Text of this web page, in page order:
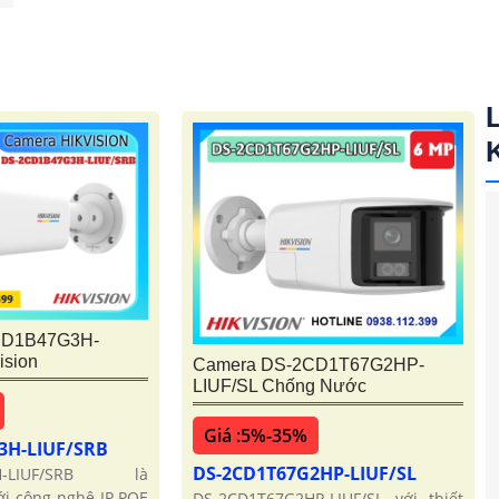
LIUF/SRB
LIUF/SRB là
Camera DS-2CD1T67G2HP-
LIUF/SL Chống Nước
Giá :5%-35%
DS-2CD1T67G2HP-LIUF/SL